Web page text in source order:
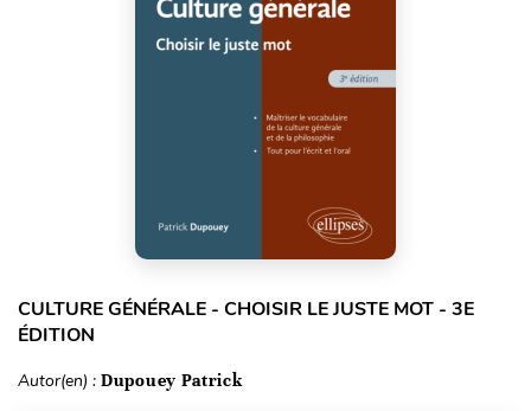
CULTURE GÉNÉRALE - CHOISIR LE JUSTE MOT - 3E
ÉDITION
Autor(en) : Dupouey Patrick